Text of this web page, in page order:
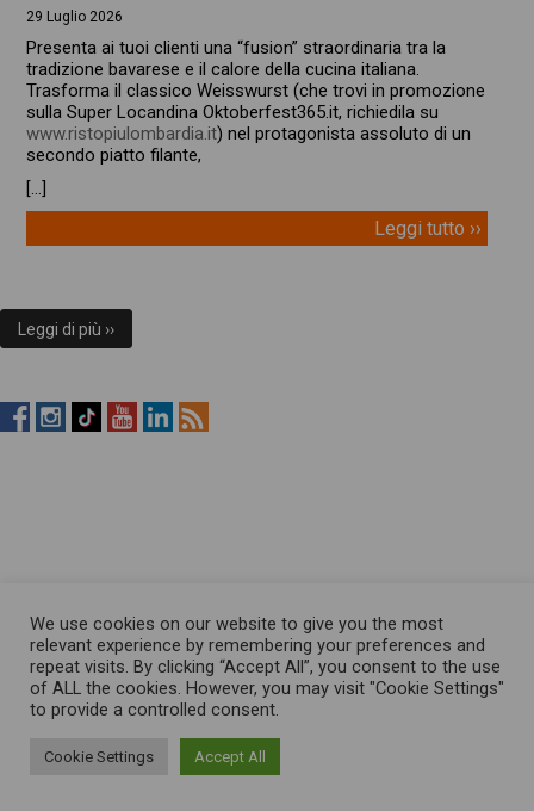
29 Luglio 2026
Presenta ai tuoi clienti una “fusion” straordinaria tra la
tradizione bavarese e il calore della cucina italiana.
Trasforma il classico Weisswurst (che trovi in promozione
sulla Super Locandina Oktoberfest365.it, richiedila su
www.ristopiulombardia.it) nel protagonista assoluto di un
secondo piatto filante,
[…]
Leggi tutto ››
Leggi di più ››
RistopiùNews
RistopiùNews
RistopiùNews
RistopiùNews
RistopiùNews
RSS
We use cookies on our website to give you the most
relevant experience by remembering your preferences and
repeat visits. By clicking “Accept All”, you consent to the use
of ALL the cookies. However, you may visit "Cookie Settings"
to provide a controlled consent.
Cookie Settings Accept All